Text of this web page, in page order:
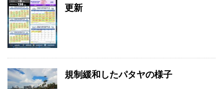
更新
規制緩和したパタヤの様子